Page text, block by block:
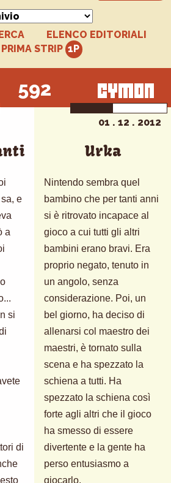
ELENCO EDITORIALI
STRIP
592
e
a
si
di
01 . 12 . 2012
Urka
Nintendo sembra quel
bambino che per tanti anni
si è ritrovato incapace al
gioco a cui tutti gli altri
bambini erano bravi. Era
proprio negato, tenuto in
un angolo, senza
considerazione. Poi, un
bel giorno, ha deciso di
allenarsi col maestro dei
maestri, è tornato sulla
scena e ha spezzato la
schiena a tutti. Ha
spezzato la schiena così
forte agli altri che il gioco
ha smesso di essere
divertente e la gente ha
perso entusiasmo a
giocarlo.